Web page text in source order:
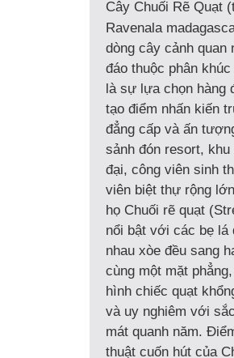
Cây Chuối Rẽ Quạt
Ravenala
dòng cây cảnh quan
đáo thuộc phân
là sự lựa chọn hàng
tạo điểm nhấn kiến
đẳng cấp và ấn
sảnh đón resort, khu
đại, công viên sinh
viên biệt thự rộng
họ Chuối rẽ quạt
nổi bật với các bẹ lá
nhau xòe đều sang
cùng một mặt
hình chiếc quạt
và uy nghiêm với
mát quanh năm.
thuật cuốn hút của